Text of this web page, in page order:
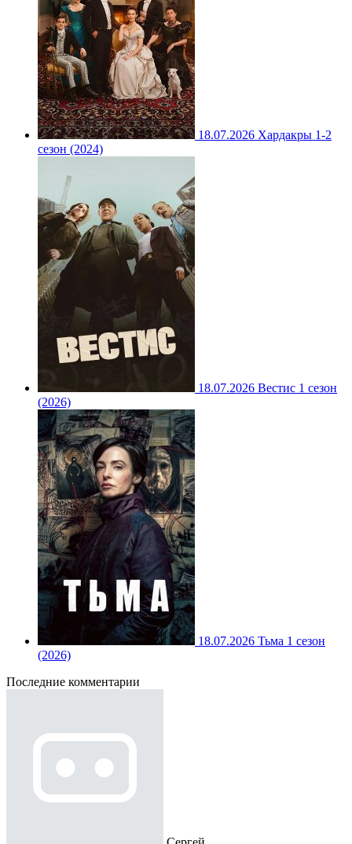
18.07.2026 Хардакры 1-2
сезон (2024)
18.07.2026 Вестис 1 сезон
(2026)
18.07.2026 Тьма 1 сезон
(2026)
Последние комментарии